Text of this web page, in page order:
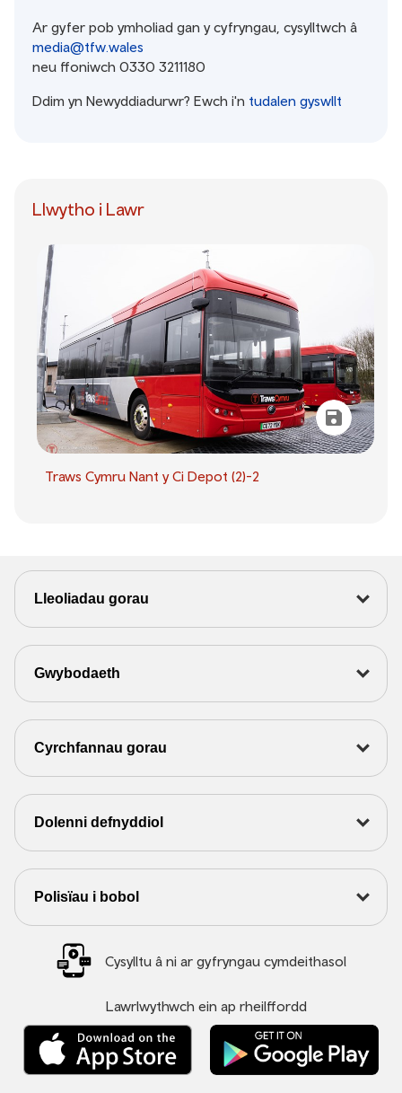
Ar gyfer pob ymholiad gan y cyfryngau, cysylltwch â
media@tfw.wales
neu ffoniwch 0330 3211180
Ddim yn Newyddiadurwr? Ewch i'n tudalen gyswllt
Llwytho i Lawr
Traws Cymru Nant y Ci Depot (2)-2
Lleoliadau gorau
Gwybodaeth
Cyrchfannau gorau
Dolenni defnyddiol
Polisïau i bobol
Cysylltu â ni ar gyfryngau cymdeithasol
Lawrlwythwch ein ap rheilffordd